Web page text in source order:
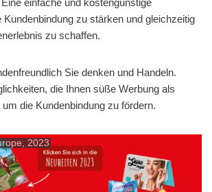
Eine einfache und kostengünstige
Kundenbindung zu stärken und gleichzeitig
zu schaffen.
Sie denken und Handeln.
die Ihnen süße Werbung als
die Kundenbindung zu fördern.
2023